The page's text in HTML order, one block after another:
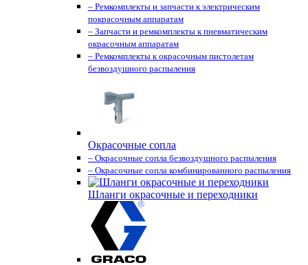
– Ремкомплекты и запчасти к электрическим
покрасочным аппаратам
– Запчасти и ремкомплекты к пневматическим
окрасочным аппаратам
– Ремкомплекты к окрасочным пистолетам
безвоздушного распыления
Окрасочные сопла
– Окрасочные сопла безвоздушного распыления
– Окрасочные сопла комбинированного распыления
Шланги окрасочные и переходники